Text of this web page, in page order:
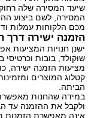
שיעד המסירה שלה
המסירה, לשם ביצוע
מכם הלקוחות עמלות
הזמנה ישירה דרך
ישנן חנויות המציעות
שוקולד, בובות
מציעות הזמנה ישירה,
קטלוג המוצרים
הביתה.
במידה שהחנות מאפשרת
ולקבל את ההזמנה עד
אינה מאפשרת הזמנות